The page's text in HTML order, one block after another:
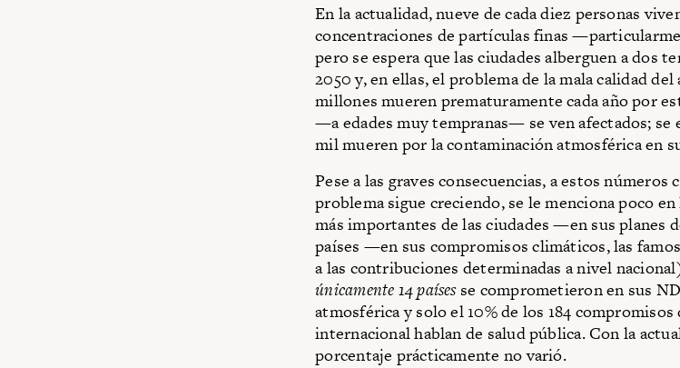
En la actualidad, nueve de cada diez personas
concentraciones de partículas finas
pero se espera que las ciudades alberguen a dos
2050 y, en ellas, el problema de la mala calidad
millones mueren prematuramente cada año por
—a edades muy tempranas— se ven afectados; se
mil mueren por la contaminación atmosférica en
Pese a las graves consecuencias, a estos
problema sigue creciendo, se le menciona poco
más importantes de las ciudades —en sus planes
países —en sus compromisos climáticos, las
a las contribuciones determinadas a nivel
únicamente 14 paísesse comprometieron en sus
atmosférica y solo el 10% de los 184
internacional hablan de salud pública. Con la
porcentaje prácticamente no varió.